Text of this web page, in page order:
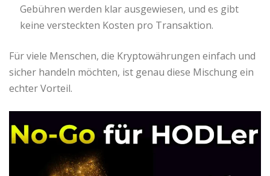
Gebühren werden klar ausgewiesen, und es gibt
keine versteckten Kosten pro Transaktion.
Für viele Menschen, die Kryptowährungen einfach und
sicher handeln möchten, ist genau diese Mischung ein
echter Vorteil.